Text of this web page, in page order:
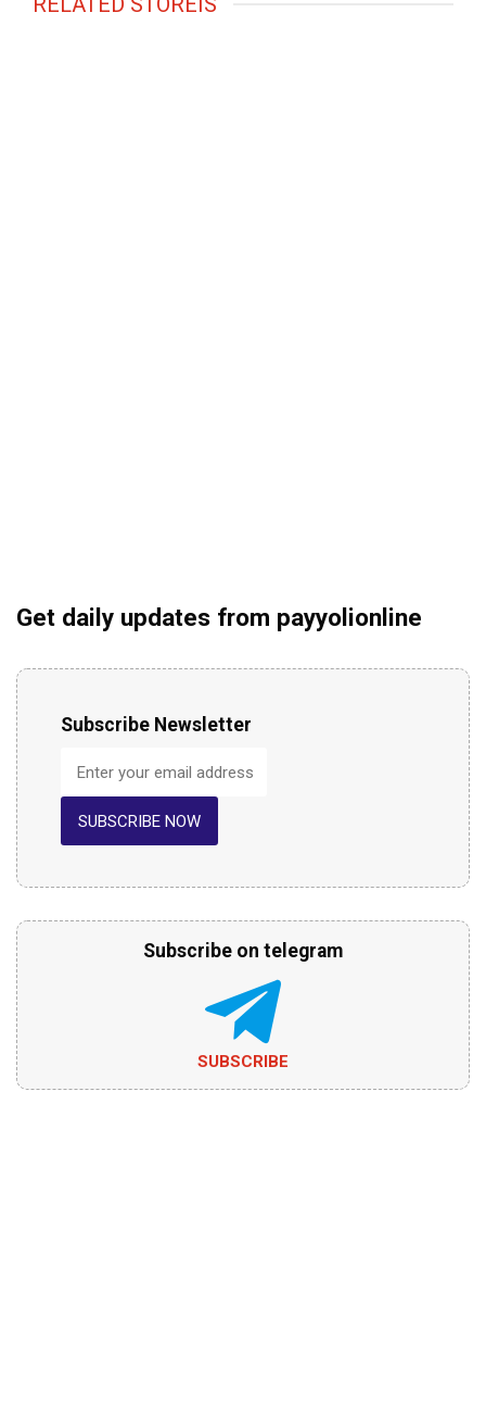
Get daily updates from payyolionline
Subscribe Newsletter
SUBSCRIBE NOW
Subscribe on telegram
SUBSCRIBE